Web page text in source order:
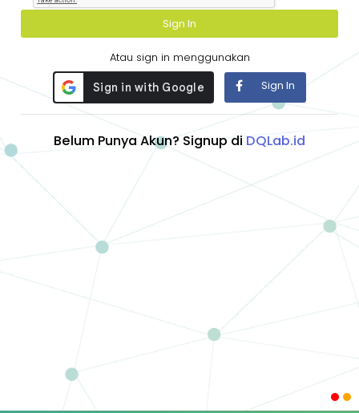
Sign In
Atau sign in menggunakan
Sign In
Belum Punya Akun? Signup di DQLab.id